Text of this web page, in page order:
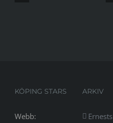
KÖPING STARS
Webb:
ARKIV
Ernests